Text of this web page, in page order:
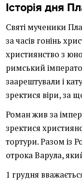
Історія дня
Святі мученики
за часів гонінь
християнство з
римський
заарештували і
зректися віри, за
Роман жив за
зректися
тортури. Разом із
отрока Варула,
1 грудня